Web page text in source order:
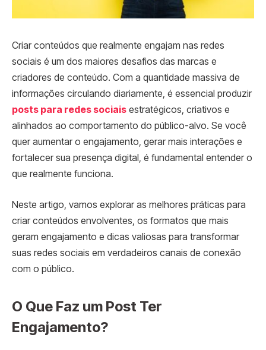
Criar conteúdos que realmente engajam nas redes
sociais é um dos maiores desafios das marcas e
criadores de conteúdo. Com a quantidade massiva de
informações circulando diariamente, é essencial produzir
posts para redes sociais estratégicos, criativos e
alinhados ao comportamento do público-alvo. Se você
quer aumentar o engajamento, gerar mais interações e
fortalecer sua presença digital, é fundamental entender o
que realmente funciona.
Neste artigo, vamos explorar as melhores práticas para
criar conteúdos envolventes, os formatos que mais
geram engajamento e dicas valiosas para transformar
suas redes sociais em verdadeiros canais de conexão
com o público.
O Que Faz um Post Ter
Engajamento?